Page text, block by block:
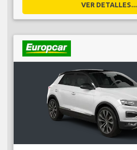
VER DETALLES...